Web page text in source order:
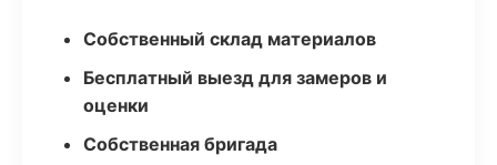
Собственный склад материалов
Бесплатный выезд для замеров и
оценки
Собственная бригада